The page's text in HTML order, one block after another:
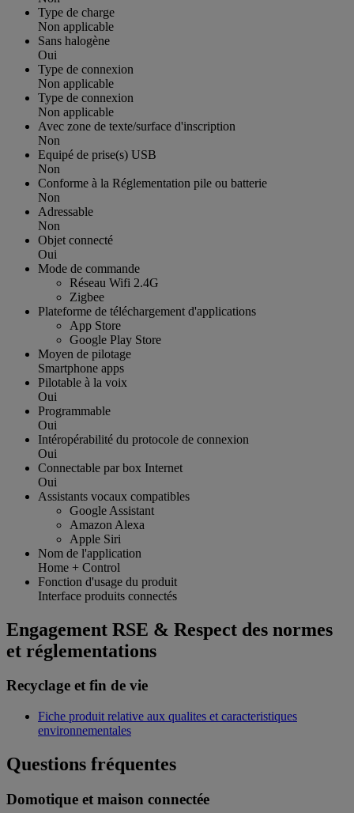
Type de charge
Non applicable
Sans halogène
Oui
Type de connexion
Non applicable
Type de connexion
Non applicable
Avec zone de texte/surface d'inscription
Non
Equipé de prise(s) USB
Non
Conforme à la Réglementation pile ou batterie
Non
Adressable
Non
Objet connecté
Oui
Mode de commande
Réseau Wifi 2.4G
Zigbee
Plateforme de téléchargement d'applications
App Store
Google Play Store
Moyen de pilotage
Smartphone apps
Pilotable à la voix
Oui
Programmable
Oui
Intéropérabilité du protocole de connexion
Oui
Connectable par box Internet
Oui
Assistants vocaux compatibles
Google Assistant
Amazon Alexa
Apple Siri
Nom de l'application
Home + Control
Fonction d'usage du produit
Interface produits connectés
Engagement RSE & Respect des normes
et réglementations
Recyclage et fin de vie
Fiche produit relative aux qualites et caracteristiques
environnementales
Questions fréquentes
Domotique et maison connectée